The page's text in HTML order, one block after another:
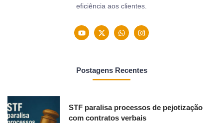
eficiência aos clientes.
Postagens Recentes
STF paralisa processos de pejotização
com contratos verbais